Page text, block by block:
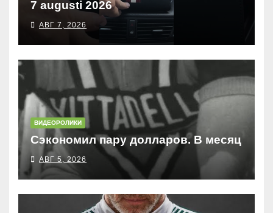
7 augusti 2026
АВГ 7, 2026
ВИДЕОРОЛИКИ
Сэкономил пару долларов. В месяц
АВГ 5, 2026